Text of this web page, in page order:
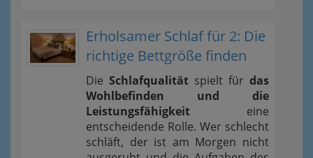
Erholsamer Schlaf für 2: Die
richtige Bettgröße finden
Die Schlafqualität spielt für das
Wohlbefinden und die
Leistungsfähigkeit eine
entscheidende Rolle. Wer schlecht
schläft, der ist am Morgen nicht